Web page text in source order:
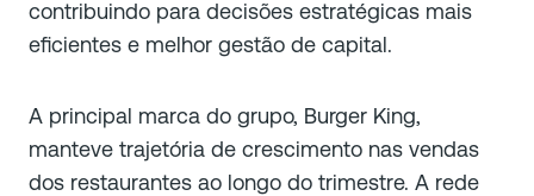
contribuindo para decisões estratégicas mais
eficientes e melhor gestão de capital.
A principal marca do grupo, Burger King,
manteve trajetória de crescimento nas vendas
dos restaurantes ao longo do trimestre. A rede